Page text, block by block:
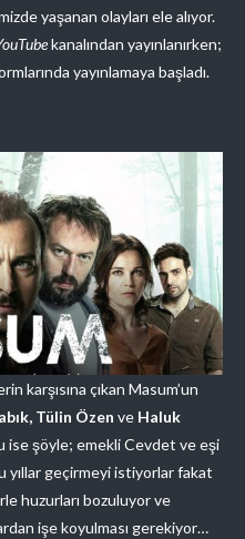
yaşanan olayları ele alıyor.
kanalından yayınlanırken;
yayınlamaya başladı.
karşısına çıkan Masum’un
Tülin Özen ve Haluk
ise şöyle; emekli Cevdet ve eşi
yıllar geçirmeyi istiyorlar fakat
huzurları bozuluyor ve
işe koyulması gerekiyor…